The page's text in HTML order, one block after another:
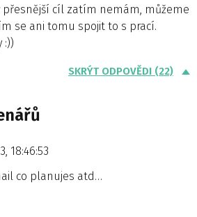
přesnější cíl zatím nemám, můžeme
se ani tomu spojit to s prací.
:))
SKRÝT ODPOVĚDI (22)
18:46:53
co planujes atd…